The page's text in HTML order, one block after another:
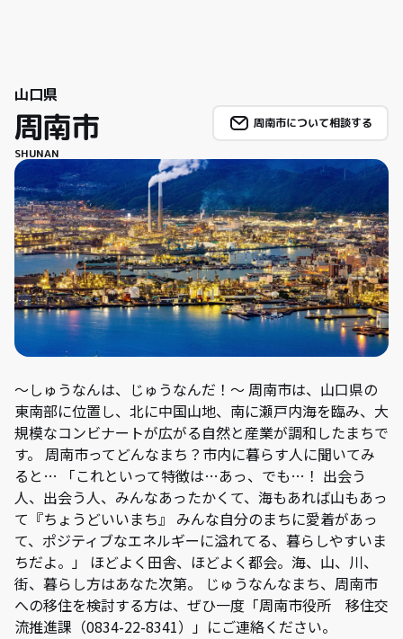
山口県
周南市
SHUNAN
周南市について相談する
～しゅうなんは、じゅうなんだ！～ 周南市は、山口県の
東南部に位置し、北に中国山地、南に瀬戸内海を臨み、大
規模なコンビナートが広がる自然と産業が調和したまちで
す。 周南市ってどんなまち？市内に暮らす人に聞いてみ
ると… 「これといって特徴は…あっ、でも…！ 出会う
人、出会う人、みんなあったかくて、海もあれば山もあっ
て『ちょうどいいまち』 みんな自分のまちに愛着があっ
て、ポジティブなエネルギーに溢れてる、暮らしやすいま
ちだよ。」 ほどよく田舎、ほどよく都会。海、山、川、
街、暮らし方はあなた次第。 じゅうなんなまち、周南市
への移住を検討する方は、ぜひ一度「周南市役所 移住交
流推進課（0834-22-8341）」にご連絡ください。